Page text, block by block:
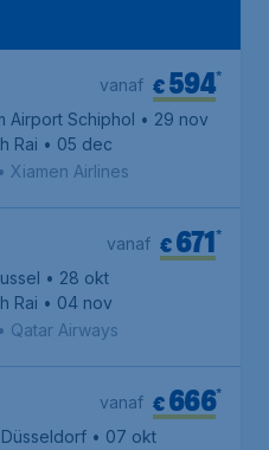
€594*
vanaf
Airport Schiphol • 29 nov
Rai • 05 dec
• Xiamen Airlines
€671*
vanaf
• 28 okt
Rai • 04 nov
• Qatar Airways
€666*
vanaf
• 07 okt